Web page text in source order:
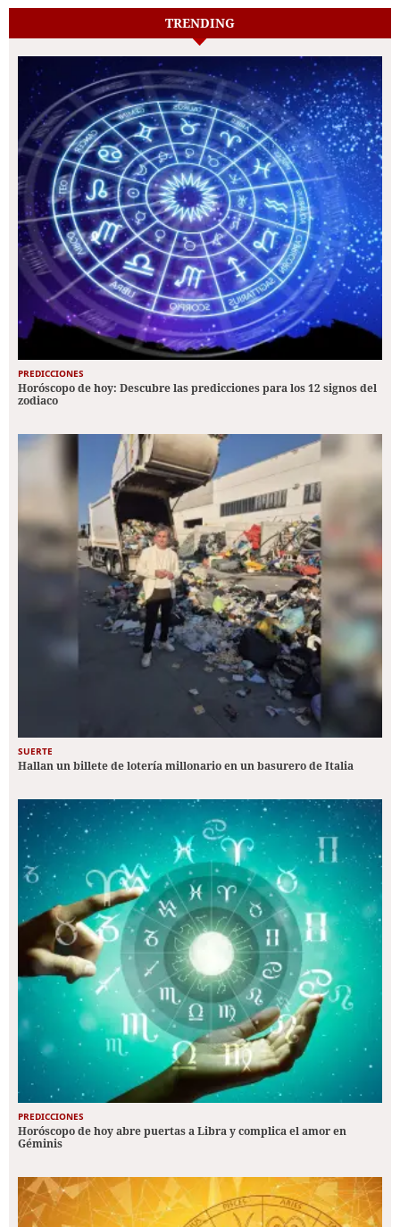
TRENDING
PREDICCIONES
Horóscopo de hoy: Descubre las predicciones para los 12 signos del
zodiaco
SUERTE
Hallan un billete de lotería millonario en un basurero de Italia
PREDICCIONES
Horóscopo de hoy abre puertas a Libra y complica el amor en
Géminis